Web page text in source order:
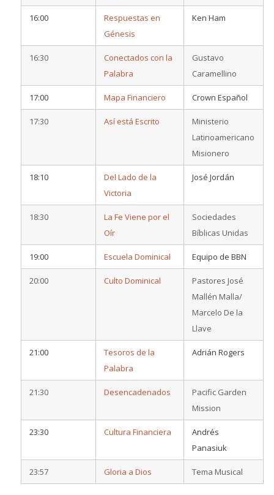
16:00
Respuestas en
Génesis
Ken Ham
16:30
Conectados con la
Palabra
Gustavo
Caramellino
17:00 Mapa Financiero Crown Español
17:30 Así está Escrito
Ministerio
Latinoamericano
Misionero
18:10
Del Lado de la
Victoria
José Jordán
18:30
La Fe Viene por el
Oír
Sociedades
Bíblicas Unidas
19:00 Escuela Dominical Equipo de BBN
20:00 Culto Dominical
Pastores José
Mallén Malla/
Marcelo De la
Llave
21:00
Tesoros de la
Palabra
Adrián Rogers
21:30 Desencadenados
Pacific Garden
Mission
23:30 Cultura Financiera
Andrés
Panasiuk
23:57 Gloria a Dios Tema Musical